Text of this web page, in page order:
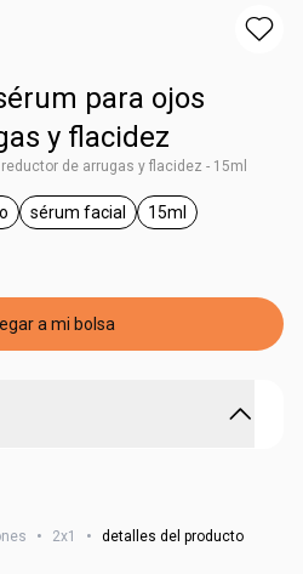
para ojos
y flacidez
de arrugas y flacidez - 15ml
DermaFemenino
general.tag sérum facial
sérum facial
general.tag 15ml
15ml
a mi bolsa
• 2x1 • detalles del producto